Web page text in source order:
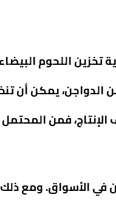
تخزين اللحوم
الدواجن، يمكن أن
فمن
في الأسواق. ومع